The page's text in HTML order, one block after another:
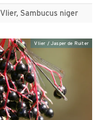
Vlier, Sambucus niger
Vlier / Jasper de Ruiter